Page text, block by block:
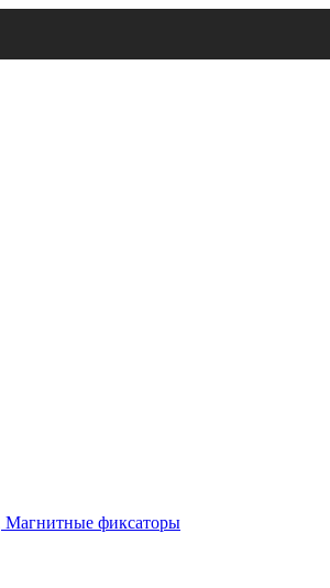
Магнитные фиксаторы